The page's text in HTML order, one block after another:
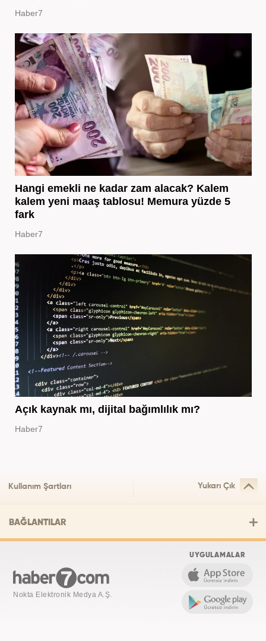
Haber7
Hangi emekli ne kadar zam alacak? Kalem
kalem yeni maaş tablosu! Memura yüzde 5
fark
Haber7
Açık kaynak mı, dijital bağımlılık mı?
Haber7
Kullanım Şartları Yukarı Çık
BAĞLANTILAR
Nokta Elektronik Medya A.Ş.
UYGULAMALAR